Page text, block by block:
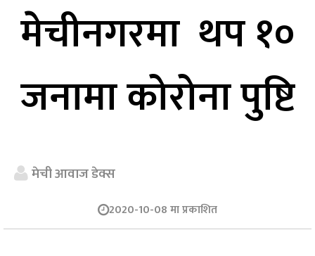
मेचीनगरमा थप १०
जनामा कोरोना पुष्टि
मेची आवाज डेक्स
2020-10-08 मा प्रकाशित